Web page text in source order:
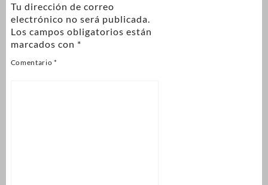
Tu dirección de correo
electrónico no será publicada.
Los campos obligatorios están
marcados con *
Comentario*